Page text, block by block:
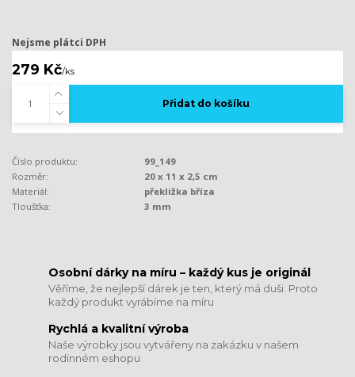
Nejsme plátci DPH
279 Kč/ks
Přidat do košíku
Číslo produktu:
99_149
Rozměr:
20 x 11 x 2,5 cm
Materiál:
překližka bříza
Tloušťka:
3 mm
​​​​​​​Osobní dárky na míru – každý kus je originál
Věříme, že nejlepší dárek je ten, který má duši. Proto
každý produkt vyrábíme na míru
Rychlá a kvalitní výroba
Naše výrobky jsou vytvářeny na zakázku v našem
rodinném eshopu